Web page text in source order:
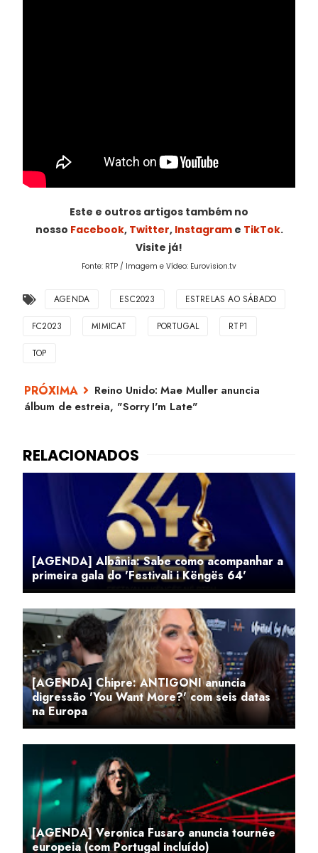
Este e outros artigos também no
nosso Facebook, Twitter, Instagrame TikTok.
Visite já!
Fonte: RTP / Imagem e Vídeo: Eurovision.tv
AGENDA ESC2023 ESTRELAS AO SÁBADO
FC2023 MIMICAT PORTUGAL RTP1
TOP
Reino Unido: Mae Muller anuncia
álbum de estreia, "Sorry I'm Late"
[AGENDA] Albânia: Sabe como acompanhar a
primeira gala do 'Festivali i Këngës 64'
[AGENDA] Chipre: ANTIGONI anuncia
digressão 'You Want More?' com seis datas
na Europa
[AGENDA] Veronica Fusaro anuncia tournée
europeia (com Portugal incluído)